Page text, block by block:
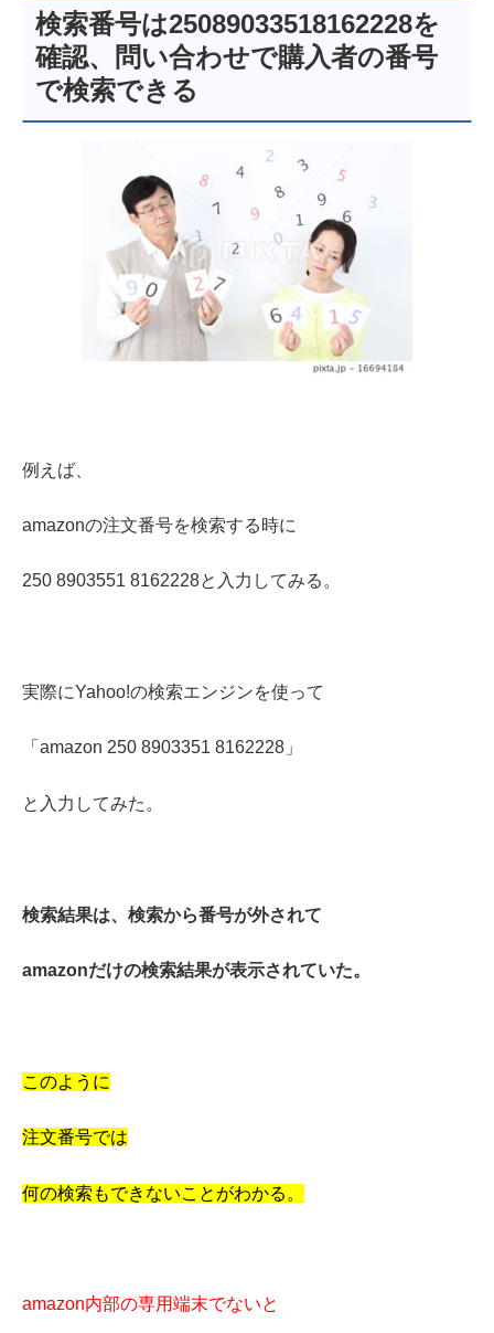
検索番号は25089033518162228を
確認、問い合わせで購入者の番号
で検索できる
例えば、
amazonの注文番号を検索する時に
250 8903551 8162228と入力してみる。
実際にYahoo!の検索エンジンを使って
「amazon 250 8903351 8162228」
と入力してみた。
検索結果は、 検索から番号が外されて
amazonだけの検索結果が表示されていた。
このように
注文番号では
何の検索もできないことがわかる。
amazon内部の専用端末でないと